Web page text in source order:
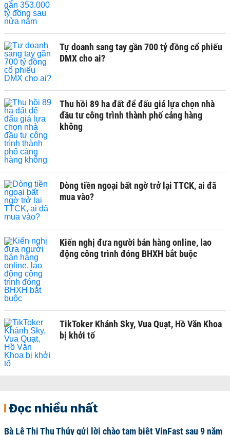
Tự doanh sang tay gần 700 tỷ đồng cổ phiếu
DMX cho ai?
Thu hồi 89 ha đất để đấu giá lựa chọn nhà
đầu tư công trình thành phố cảng hàng
không
Dòng tiền ngoại bất ngờ trở lại TTCK, ai đã
mua vào?
Kiến nghị đưa người bán hàng online, lao
động công trình đóng BHXH bắt buộc
TikToker Khánh Sky, Vua Quạt, Hồ Văn Khoa
bị khởi tố
Đọc nhiều nhất
Bà Lê Thị Thu Thủy gửi lời chào tạm biệt VinFast sau 9 năm